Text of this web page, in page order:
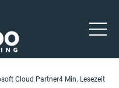
Cloud Partner4 Min. Lesezeit